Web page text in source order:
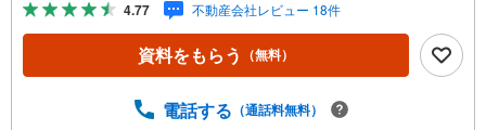
リ点検*ライフインフォメーション *・相互台小学校:徒歩10
分みどり台中学校:徒歩74分相互台児童センター:徒歩12分
ヨークベニマル 山田鈎取店:車で10分*購入サポート情報
ン事前審査を行えます（無料）既存ローンがある方や借入
4.77 不動産会社レビュー 18件
資料をもらう （無料）
電話する （通話料無料）